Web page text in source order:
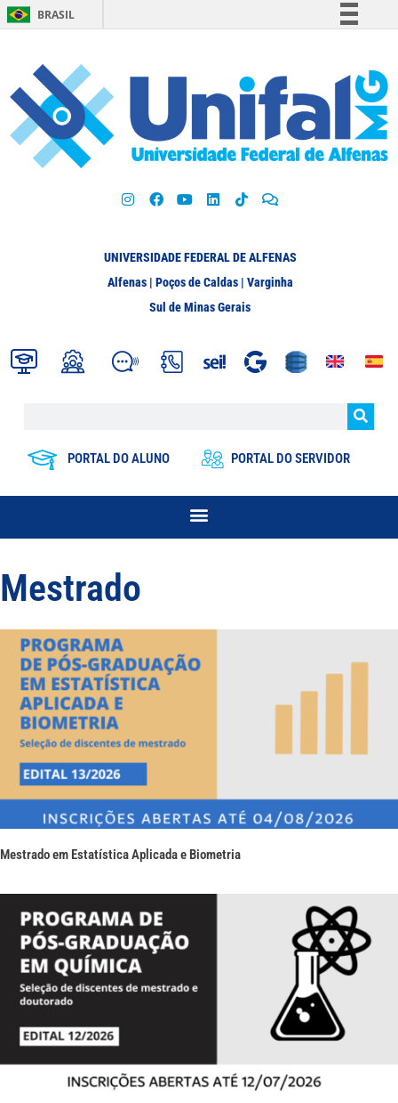
BRASIL
Participe
Acesso à informação
Legislação
UNIVERSIDADE FEDERAL DE ALFENAS
Alfenas | Poços de Caldas | Varginha
Sul de Minas Gerais
PORTAL DO ALUNO PORTAL DO SERVIDOR
Mestrado
Mestrado em Estatística Aplicada e Biometria